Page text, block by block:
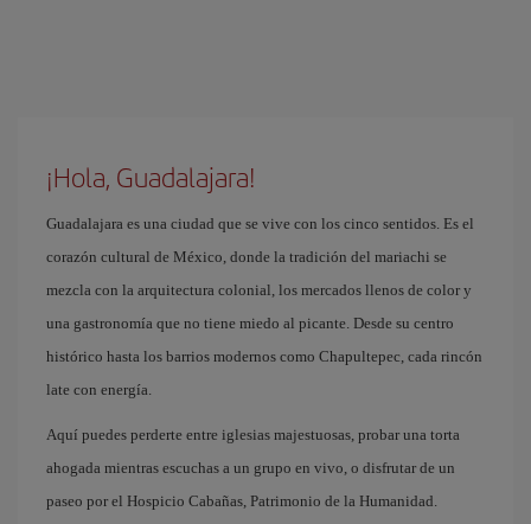
¡Hola, Guadalajara!
Guadalajara es una ciudad que se vive con los cinco sentidos. Es el
corazón cultural de México, donde la tradición del mariachi se
mezcla con la arquitectura colonial, los mercados llenos de color y
una gastronomía que no tiene miedo al picante. Desde su centro
histórico hasta los barrios modernos como Chapultepec, cada rincón
late con energía.
Aquí puedes perderte entre iglesias majestuosas, probar una torta
ahogada mientras escuchas a un grupo en vivo, o disfrutar de un
paseo por el Hospicio Cabañas, Patrimonio de la Humanidad.